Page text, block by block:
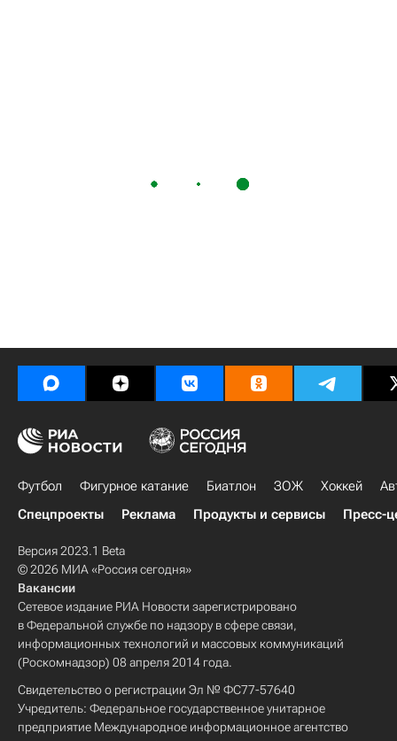
Футбол Фигурное катание Биатлон ЗОЖ Хоккей
Спецпроекты
Реклама Продукты и сервисы Пресс-
Версия 2023.1 Beta
© 2026 МИА «Россия сегодня»
Вакансии
Сетевое издание РИА Новости зарегистрировано
в Федеральной службе по надзору в сфере связи,
информационных технологий и массовых коммуникаций
(Роскомнадзор) 08 апреля 2014 года.
Свидетельство о регистрации Эл № ФС77-57640
Учредитель: Федеральное государственное унитарное
предприятие Международное информационное агентство